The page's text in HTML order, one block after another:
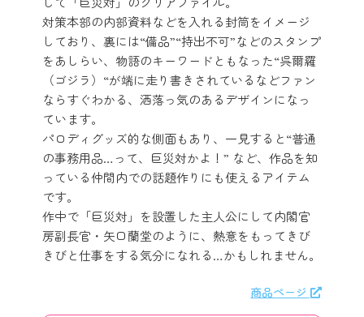
対策本部の内部資料などを入れる封筒をイメージ
しており、裏には“備品”“持出不可”などのスタンプ
をあしらい、物語のキーワードともなった“呉爾羅
（ゴジラ）“が端に走り書きされているなどファン
ならすぐわかる、洒落っ気のあるデザインになっ
ています。
パロディグッズ的な側面もあり、一見すると“普通
の事務用品…って、巨災対かよ！” など、作品を知
っている仲間内での話題作りにも使えるアイテム
です。
作中で「巨災対」を設置した主人公にして内閣官
房副長官・矢口蘭堂のように、熱意をもってきび
きびと仕事をする気分になれる…かもしれません。
商品ページ